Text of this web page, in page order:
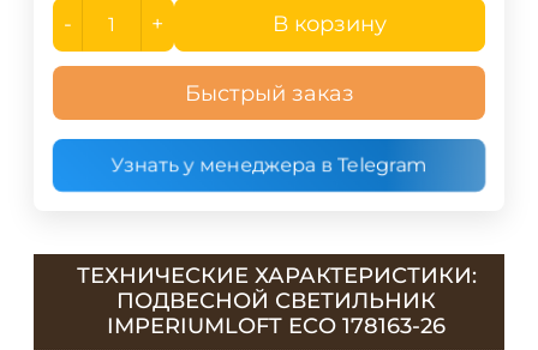
- + В корзину
Быстрый заказ
Узнать у менеджера в Telegram
ТЕХНИЧЕСКИЕ ХАРАКТЕРИСТИКИ:
ПОДВЕСНОЙ СВЕТИЛЬНИК
IMPERIUMLOFT ECO 178163-26